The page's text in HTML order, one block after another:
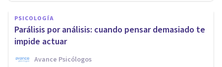
PSICOLOGÍA
Parálisis por análisis: cuando pensar demasiado te
impide actuar
Avance Psicólogos